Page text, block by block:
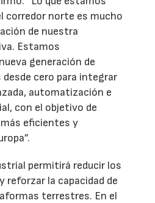
corredor norte es mucho
de nuestra
Estamos
generación de
cero para integrar
automatización e
con el objetivo de
eficientes y
permitirá reducir los
reforzar la capacidad de
terrestres. En el